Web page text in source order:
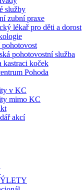
služby
zubní praxe
lékař pro děti a dorost
pohotovostní služba
kastraci koček
Pohoda
v KC
mimo KC
akcí